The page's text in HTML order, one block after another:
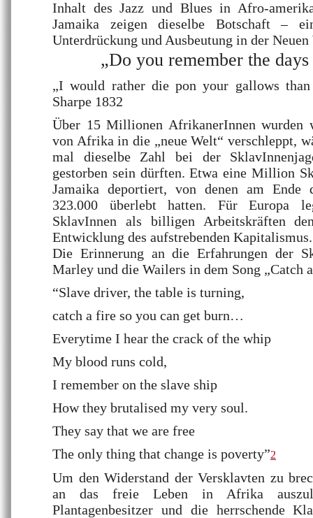
Inhalt des Jazz und Blues in Afro-
Jamaika zeigen dieselbe Botschaft –
Unterdrückung und Ausbeutung in der Neuen
„Do you remember the
„I would rather die pon your gallows
Sharpe 1832
Über 15 Millionen AfrikanerInnen wurden
von Afrika in die „neue Welt“ verschleppt,
mal dieselbe Zahl bei der
gestorben sein dürften. Etwa eine Million
Jamaika deportiert, von denen am Ende
323.000 überlebt hatten. Für Europa
SklavInnen als billigen Arbeitskräften
Entwicklung des aufstrebenden Kapitalismus.
Die Erinnerung an die Erfahrungen der
Marley und die Wailers in dem Song „Catch
“Slave driver, the table is turning,
catch a fire so you can get burn…
Everytime I hear the crack of the whip
My blood runs cold,
I remember on the slave ship
How they brutalised my very soul.
They say that we are free
The only thing that change is poverty”2
Um den Widerstand der Versklavten zu
an das freie Leben in Afrika
Plantagenbesitzer und die herrschende